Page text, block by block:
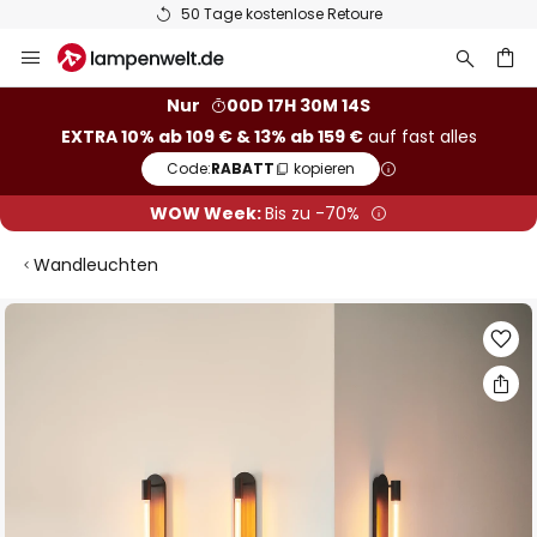
50 Tage kostenlose Retoure
Inhalt
Nur
00D 17H 30M 13S
EXTRA 10% ab 109 € & 13% ab 159 €auf fast alles
Code:RABATT kopieren
WOW Week:Bis zu -70%
Wandleuchten
Zum